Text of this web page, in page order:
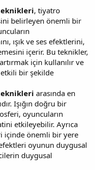
, tiyatro
belirleyen önemli bir
ışık ve ses efektlerini,
içerir. Bu teknikler,
için kullanılır ve
bir şekilde
arasında en
Işığın doğru bir
oyuncuların
etkileyebilir. Ayrıca
içinde önemli bir yere
oyunun duygusal
duygusal